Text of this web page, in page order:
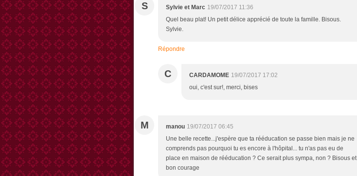
S Sylvie et Marc 19/07/2017 11:36
Quel beau plat! Un petit délice apprécié de toute la famille. Bisous.
Sylvie.
Répondre
C CARDAMOME 19/07/2017 17:02
oui, c'est sur!, merci, bises
M manou 19/07/2017 06:45
Une belle recette...j'espère que ta rééducation se passe bien mais je ne
comprends pas pourquoi tu es encore à l'hôpital... tu n'as pas eu de
place en maison de rééducation ? Ce serait plus sympa, non ? Bisous et
bon courage